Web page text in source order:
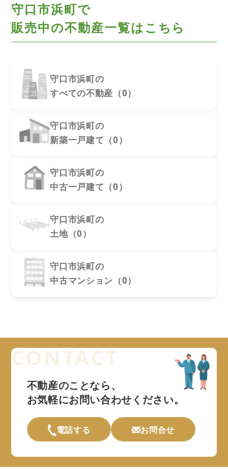
守口市浜町で
販売中の不動産一覧はこちら
守口市浜町の
すべての不動産（0）
守口市浜町の
新築一戸建て（0）
守口市浜町の
中古一戸建て（0）
守口市浜町の
土地（0）
守口市浜町の
中古マンション（0）
不動産のことなら、
お気軽にお問い合わせください。
電話する お問合せ